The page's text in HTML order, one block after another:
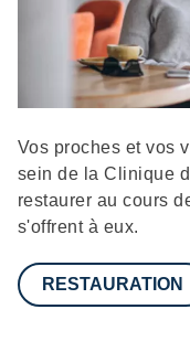
Description
Vos proches et vos
sein de la Clinique
restaurer au cours
s'offrent à eux.
RESTAURATION